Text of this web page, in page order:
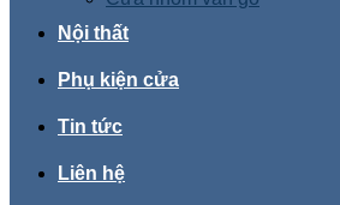
Nội thất
Phụ kiện cửa
Tin tức
Liên hệ